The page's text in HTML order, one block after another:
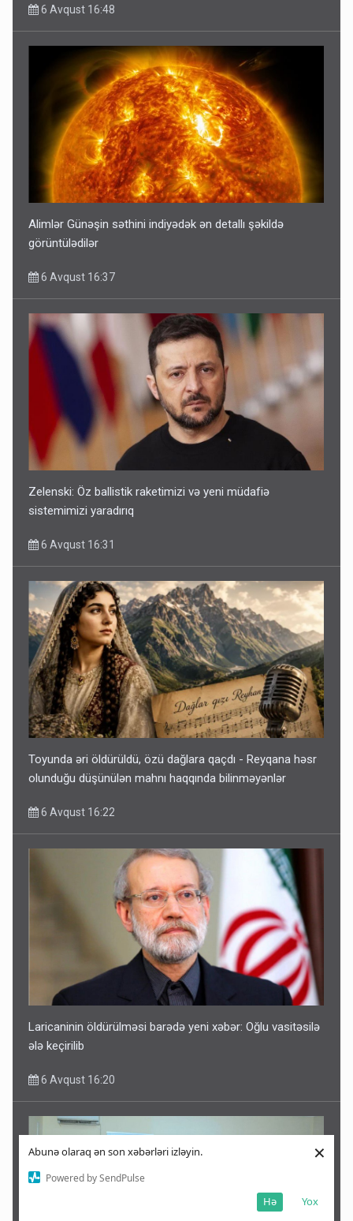
Abunə olaraq ən son xəbərləri izləyin.
Powered by SendPulse
Yox
Hə
×
6 Avqust 16:48
Alimlər Günəşin səthini indiyədək ən detallı şəkildə
görüntülədilər
6 Avqust 16:37
Zelenski: Öz ballistik raketimizi və yeni müdafiə
sistemimizi yaradırıq
6 Avqust 16:31
Toyunda əri öldürüldü, özü dağlara qaçdı - Reyqana həsr
olunduğu düşünülən mahnı haqqında bilinməyənlər
6 Avqust 16:22
Laricaninin öldürülməsi barədə yeni xəbər: Oğlu vasitəsilə
ələ keçirilib
6 Avqust 16:20